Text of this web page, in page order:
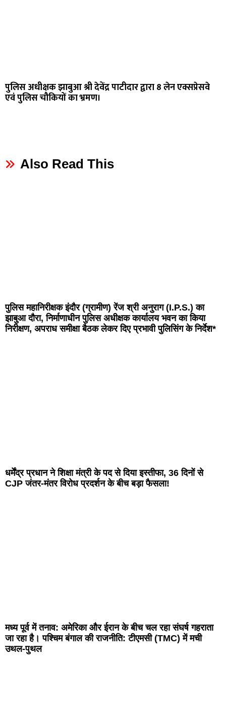
पुलिस अधीक्षक झाबुआ श्री देवेंद्र पाटीदार द्वारा 8 लेन एक्सप्रेसवे
एवं पुलिस चौकियों का भ्रमण।
Also Read This
पुलिस महानिरीक्षक इंदौर (ग्रामीण) रेंज श्री अनुराग (I.P.S.) का
झाबुआ दौरा, निर्माणाधीन पुलिस अधीक्षक कार्यालय भवन का किया
निरीक्षण, अपराध समीक्षा बैठक लेकर दिए प्रभावी पुलिसिंग के निर्देश*
धर्मेंद्र प्रधान ने शिक्षा मंत्री के पद से दिया इस्तीफा, 36 दिनों से
CJP जंतर-मंतर विरोध प्रदर्शन के बीच बड़ा फैसला!
मध्य पूर्व में तनाव: अमेरिका और ईरान के बीच चल रहा संघर्ष गहराता
जा रहा है। पश्चिम बंगाल की राजनीति: टीएमसी (TMC) में मची
उथल-पुथल